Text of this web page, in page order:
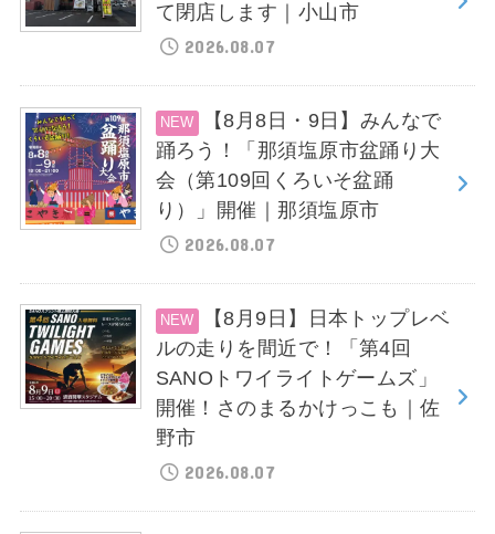
て閉店します｜小山市
2026.08.07
【8月8日・9日】みんなで
踊ろう！「那須塩原市盆踊り大
会（第109回くろいそ盆踊
り）」開催｜那須塩原市
2026.08.07
【8月9日】日本トップレベ
ルの走りを間近で！「第4回
SANOトワイライトゲームズ」
開催！さのまるかけっこも｜佐
野市
2026.08.07